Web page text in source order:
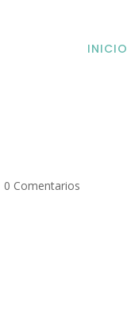
INICIO
0 Comentarios